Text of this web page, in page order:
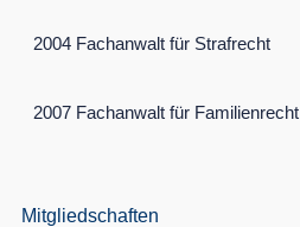
2004 Fachanwalt für Strafrecht
2007 Fachanwalt für Familienrecht
Mitgliedschaften